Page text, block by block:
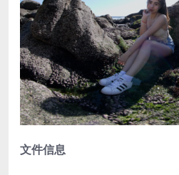
文件信息